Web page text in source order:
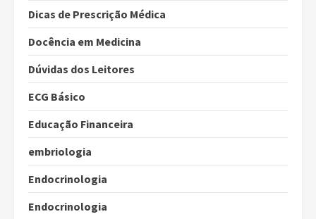
Dicas de Prescrição Médica
Docência em Medicina
Dúvidas dos Leitores
ECG Básico
Educação Financeira
embriologia
Endocrinologia
Endocrinologia